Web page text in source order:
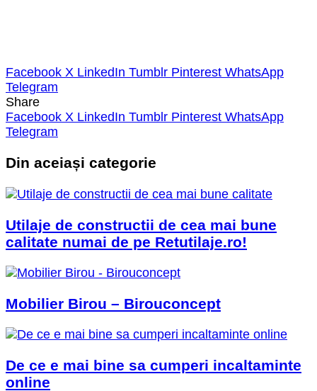
Facebook X LinkedIn Tumblr Pinterest WhatsApp
Telegram
Share
Facebook X LinkedIn Tumblr Pinterest WhatsApp
Telegram
Din aceiași categorie
Utilaje de constructii de cea mai bune
calitate numai de pe Retutilaje.ro!
Mobilier Birou – Birouconcept
De ce e mai bine sa cumperi incaltaminte
online